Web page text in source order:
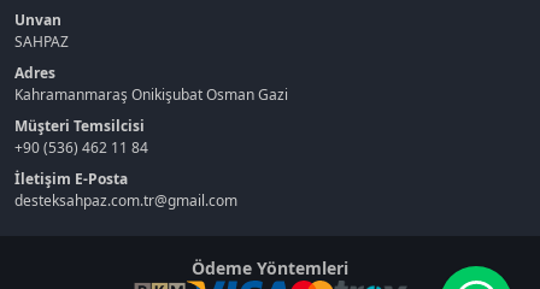
Unvan
SAHPAZ
Adres
Kahramanmaraş Onikişubat Osman Gazi
Müşteri Temsilcisi
+90 (536) 462 11 84
İletişim E-Posta
desteksahpaz.com.tr@gmail.com
Ödeme Yöntemleri